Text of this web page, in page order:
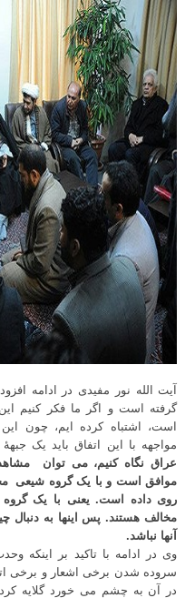
آیت الله نور مفیدی در ادامه
گرفته است و اگر ما فکر کنیم
است، اشتباه کرده ایم، چون
مواجهه با این اتفاق باید یک
عراق نگاه کنیم، می توان
موافق است و با یک گروه شیعی
روی داده است. یعنی با یک
مخالف هستند. پس اینها به دنبال
آنها نباشد.
وی در ادامه با تاکید بر اینکه
سروده شدن برخی اشعار و برخی
در آن به چشم می خورد گلایه